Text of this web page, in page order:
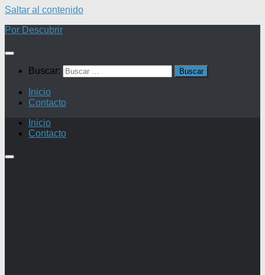
Saltar al contenido
Por Descubrir
Buscar:
Inicio
Contacto
Inicio
Contacto